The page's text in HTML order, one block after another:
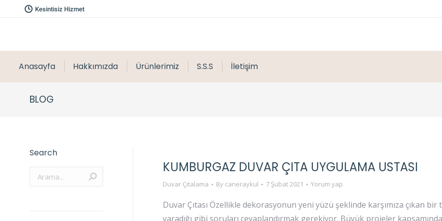
Kesintisiz Hizmet
Anasayfa Hakkımızda Ürünlerimiz S.S.S İletişim
BLOG
KUMBURGAZ DUVAR ÇITA UYGULAMA USTASI
Duvar Çıtalama By caneraykul 7 Şubat 2021 Yorum yap
Duvar Çıtası Özellikle dekorasyonun yeni yüzü şeklinde karşımıza çıkan
yaradığı gibi soruları cevaplandırmak gerekiyor. Büyük projeler
Search
Arama: